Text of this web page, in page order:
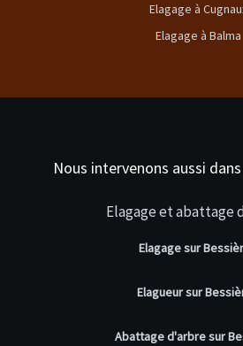
Elagage à
Elagage à Balma
Nous intervenons aussi
Elagage et abattage
Elagage sur
Elagueur sur
Abattage d'arbre sur